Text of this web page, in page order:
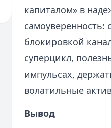
капиталом» в
самоуверенность:
блокировкой
суперцикл,
импульсах,
волатильные
Вывод